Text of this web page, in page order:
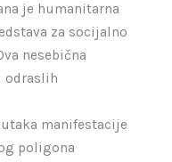
je humanitarna
za socijalno
nesebična
odraslih
manifestacije
poligona